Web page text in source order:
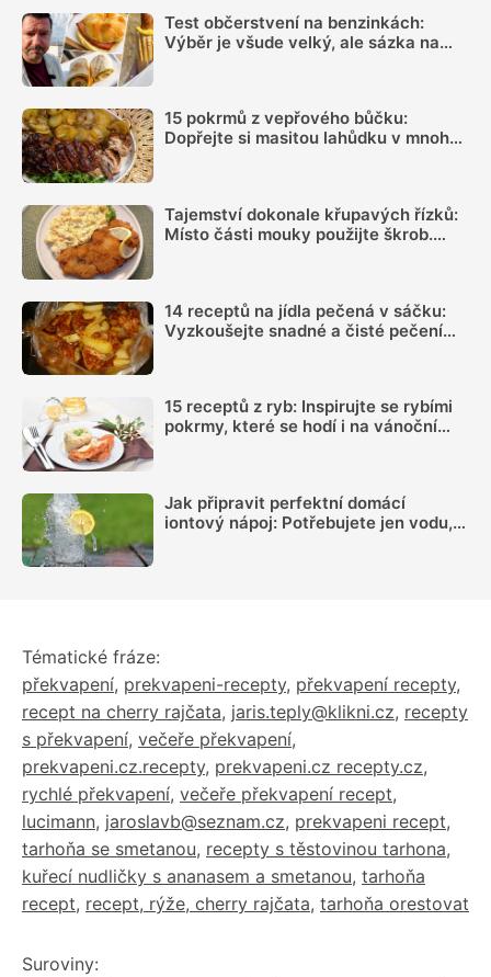
Test občerstvení na benzinkách:
Výběr je všude velký, ale sázka na
15 pokrmů z vepřového bůčku:
Dopřejte si masitou lahůdku v mnoha
Tajemství dokonale křupavých řízků:
Místo části mouky použijte škrob.
14 receptů na jídla pečená v sáčku:
Vyzkoušejte snadné a čisté pečení
15 receptů z ryb: Inspirujte se rybími
pokrmy, které se hodí i na vánoční
Jak připravit perfektní domácí
iontový nápoj: Potřebujete jen vodu,
Tématické fráze:
překvapení, prekvapeni-recepty, překvapení recepty,
recept na cherry rajčata, jaris.teply@klikni.cz, recepty
s překvapení, večeře překvapení,
prekvapeni.cz.recepty, prekvapeni.cz recepty.cz,
rychlé překvapení, večeře překvapení recept,
lucimann, jaroslavb@seznam.cz, prekvapeni recept,
tarhoňa se smetanou, recepty s těstovinou tarhona,
kuřecí nudličky s ananasem a smetanou, tarhoňa
recept, recept, rýže, cherry rajčata, tarhoňa orestovat
Suroviny: